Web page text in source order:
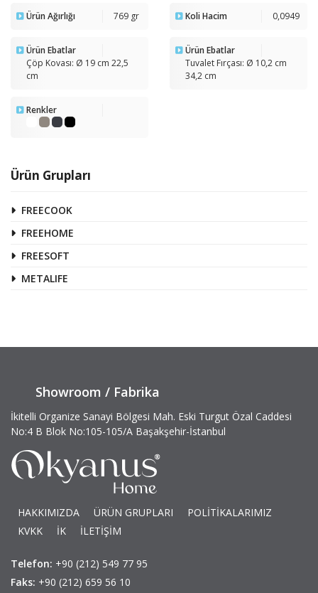
Ürün Grupları
FREECOOK
FREEHOME
FREESOFT
METALIFE
Ürün Ağırlığı 769 gr Koli Hacim 0,0949
Ürün Ebatlar
Çöp Kovası: Ø 19 cm 22,5
cm
Ürün Ebatlar
Tuvalet Fırçası: Ø 10,2 cm
34,2 cm
Renkler
Showroom / Fabrika
İkitelli Organize Sanayi Bölgesi Mah. Eski Turgut Özal Caddesi
No:4 B Blok No:105-105/A Başakşehir-İstanbul
HAKKIMIZDA ÜRÜN GRUPLARI
POLİTİKALARIMIZ
KVKK
İK İLETİŞİM
Telefon: +90 (212) 549 77 95
Faks: +90 (212) 659 56 10